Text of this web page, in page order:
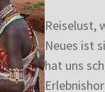
Reiselust,
Neues ist
hat uns